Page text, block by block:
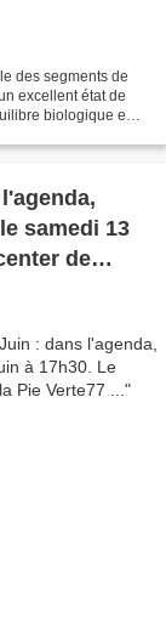
des segments de
excellent état de
biologique en
samedi 13
de